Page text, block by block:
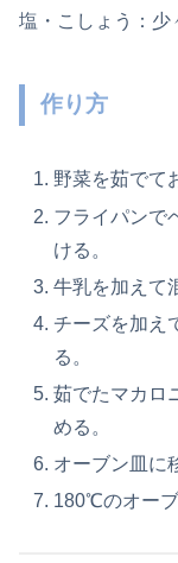
塩・こしょう：少
作り方
野菜を茹でて
フライパンで
ける。
牛乳を加えて
チーズを加え
る。
茹でたマカロ
める。
オーブン皿に
180℃のオーブ